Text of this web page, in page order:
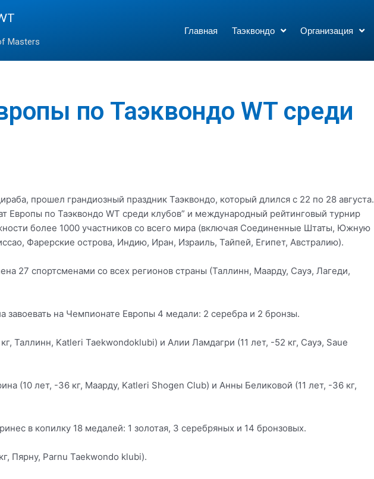
Masters
Главная Таэквондо Организация
по Таэквондо WT среди
прошел грандиозный праздник Таэквондо, который длился с 22 по 28 августа.
Европы по Таэквондо WT среди клубов” и международный рейтинговый турнир
более 1000 участников со всего мира (включая Соединенные Штаты, Южную
Фарерские острова, Индию, Иран, Израиль, Тайпей, Египет, Австралию).
27 спортсменами со всех регионов страны (Таллинн, Маарду, Сауэ, Лагеди,
завоевать на Чемпионате Европы 4 медали: 2 серебра и 2 бронзы.
Таллинн, Katleri Taekwondoklubi) и Алии Ламдагри (11 лет, -52 кг, Сауэ, Saue
(10 лет, -36 кг, Маарду, Katleri Shogen Club) и Анны Беликовой (11 лет, -36 кг,
в копилку 18 медалей: 1 золотая, 3 серебряных и 14 бронзовых.
Пярну, Parnu Taekwondo klubi).